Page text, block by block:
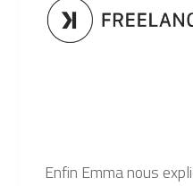
Enfin Emma nous